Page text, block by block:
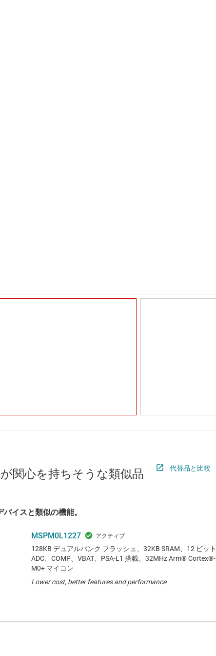
関心を持ちそうな類似品 代替品と比較
バイスと類似の機能。
MSPM0L1227
128KB デュアルバンク フラッシュ、32KB SRAM、12 ビット
ADC、COMP、VBAT、PSA-L1 搭載、32MHz Arm® Cortex®-
M0+ マイコン
Lower cost, better features and performance